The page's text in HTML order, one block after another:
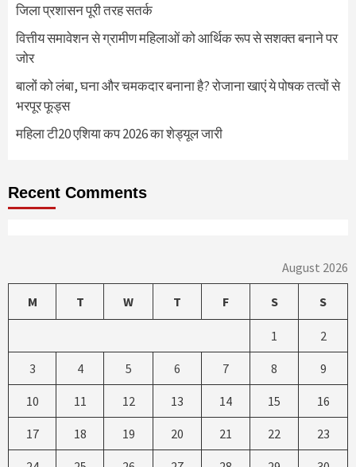
जिला प्रशासन पूरी तरह सतर्क
वित्तीय समावेशन से ग्रामीण महिलाओं को आर्थिक रूप से सशक्त बनाने पर
जोर
बालों को लंबा, घना और चमकदार बनाना है? रोजाना खाएं ये पोषक तत्वों से
भरपूर फूड्स
महिला टी20 एशिया कप 2026 का शेड्यूल जारी
Recent Comments
August 2026
M T W T F S S
1 2
3 4 5 6 7 8 9
10 11 12 13 14 15 16
17 18 19 20 21 22 23